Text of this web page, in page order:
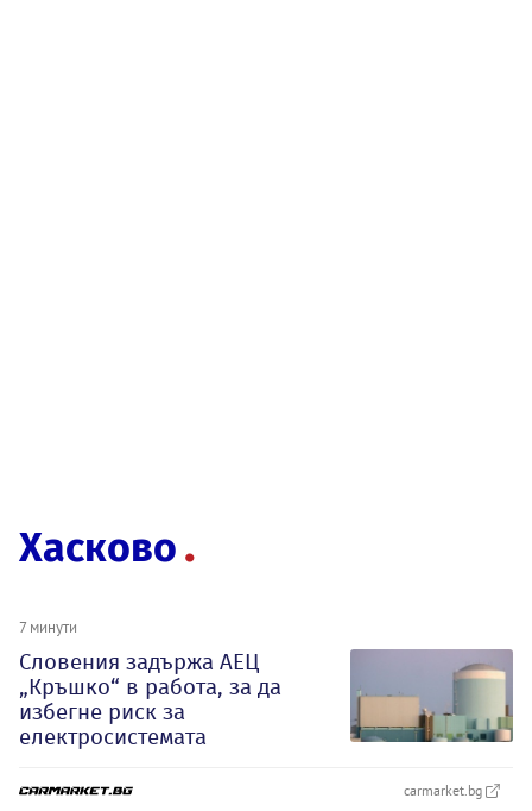
Хасково
7 минути
Словения задържа АЕЦ
„Кръшко“ в работа, за да
избегне риск за
електросистемата
carmarket.bg